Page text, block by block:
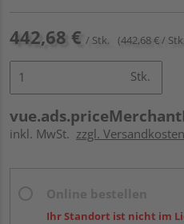
442,68 € / Stk. (442,68 € /
Stk.
inkl. MwSt. zzgl.
Ihr Standort ist nicht im